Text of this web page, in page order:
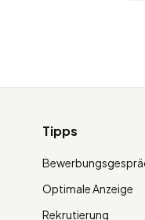
Tipps
Optimale Anzeige
Rekrutierung